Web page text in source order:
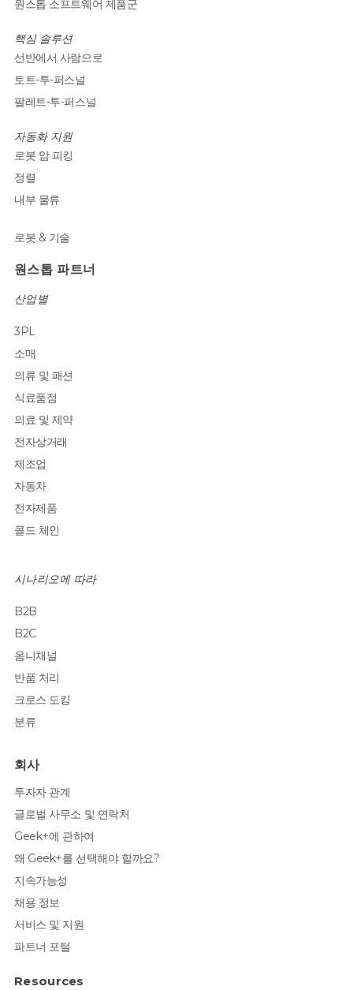
원스톱 소프트웨어 제품군
핵심 솔루션
선반에서 사람으로
토트-투-퍼스널
팔레트-투-퍼스널
자동화 지원
로봇 암 피킹
정렬
내부 물류
로봇 & 기술
원스톱 파트너
산업별
3PL
소매
의류 및 패션
식료품점
의료 및 제약
전자상거래
제조업
자동차
전자제품
콜드 체인
시나리오에 따라
B2B
B2C
옴니채널
반품 처리
크로스 도킹
분류
회사
투자자 관계
글로벌 사무소 및 연락처
Geek+에 관하여
왜 Geek+를 선택해야 할까요?
지속가능성
채용 정보
서비스 및 지원
파트너 포털
Resources